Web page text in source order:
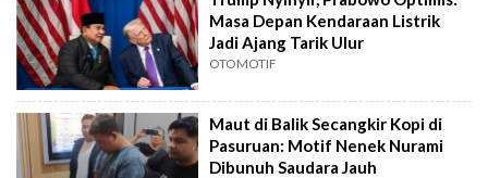
Masa Depan Kendaraan Listrik
Jadi Ajang Tarik Ulur
OTOMOTIF
Maut di Balik Secangkir Kopi di
Pasuruan: Motif Nenek Nurami
Dibunuh Saudara Jauh